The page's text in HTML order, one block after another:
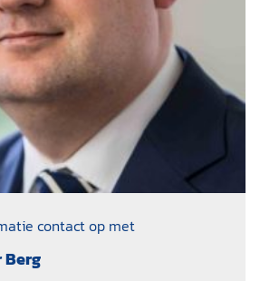
contact op met
Berg